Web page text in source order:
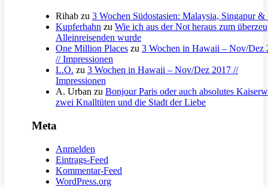
Rihab zu 3 Wochen Südostasien: Malaysia, Singapur
Kupferhahn zu Wie ich aus der Not heraus zum
Alleinreisenden wurde
One Million Places zu 3 Wochen in Hawaii – Nov/Dez
// Impressionen
L.O. zu 3 Wochen in Hawaii – Nov/Dez 2017 //
Impressionen
A. Urban zu Bonjour Paris oder auch absolutes
zwei Knalltüten und die Stadt der Liebe
Meta
Anmelden
Eintrags-Feed
Kommentar-Feed
WordPress.org